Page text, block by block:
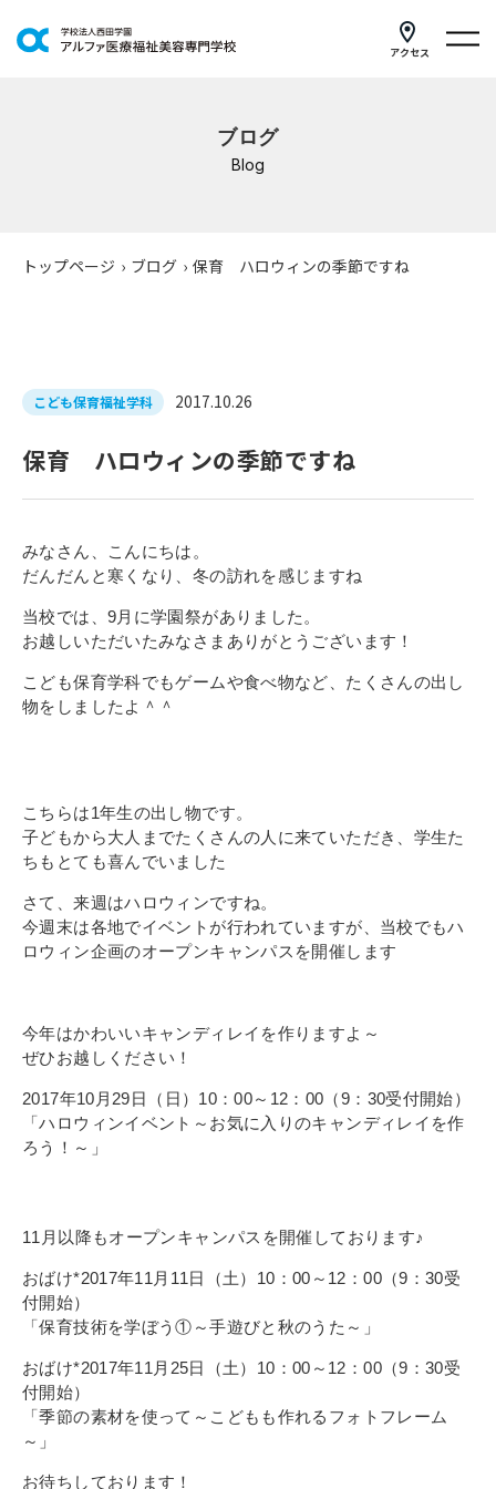
アクセス
研修・講座
公共職業訓練
よくあるご質問
在校生の皆さまへ
卒業生の皆さまへ
コラム
お問い合わせ
インターネット出願
教職員採用情報
個人情報の取り扱いについて
1号館総合受付：〒194-0022 東京都町田市森野1-7-8
TEL：042-729-1026 (平日8時30分〜17時30分)
ブログ
Blog
トップページ › ブログ › 保育 ハロウィンの季節ですね
こども保育福祉学科 2017.10.26
保育 ハロウィンの季節ですね
みなさん、こんにちは。
だんだんと寒くなり、冬の訪れを感じますね
当校では、9月に学園祭がありました。
お越しいただいたみなさまありがとうございます！
こども保育学科でもゲームや食べ物など、たくさんの出し
物をしましたよ＾＾
こちらは1年生の出し物です。
子どもから大人までたくさんの人に来ていただき、学生た
ちもとても喜んでいました
さて、来週はハロウィンですね。
今週末は各地でイベントが行われていますが、当校でもハ
ロウィン企画のオープンキャンパスを開催します
今年はかわいいキャンディレイを作りますよ～
ぜひお越しください！
2017年10月29日（日）10：00～12：00（9：30受付開始）
「ハロウィンイベント～お気に入りのキャンディレイを作
ろう！～」
11月以降もオープンキャンパスを開催しております♪
おばけ*2017年11月11日（土）10：00～12：00（9：30受
付開始）
「保育技術を学ぼう①～手遊びと秋のうた～」
おばけ*2017年11月25日（土）10：00～12：00（9：30受
付開始）
「季節の素材を使って～こどもも作れるフォトフレーム
～」
お待ちしております！